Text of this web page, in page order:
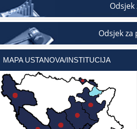
Odsjek
MAPA USTANOVA/INSTITUCIJA